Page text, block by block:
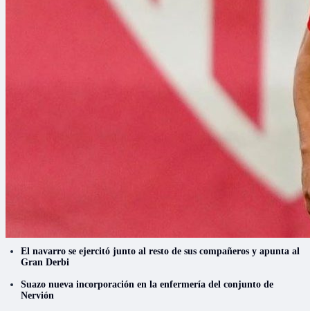
El navarro se ejercitó junto al resto de sus compañeros y apunta al
Gran Derbi
Suazo nueva incorporación en la enfermería del conjunto de
Nervión